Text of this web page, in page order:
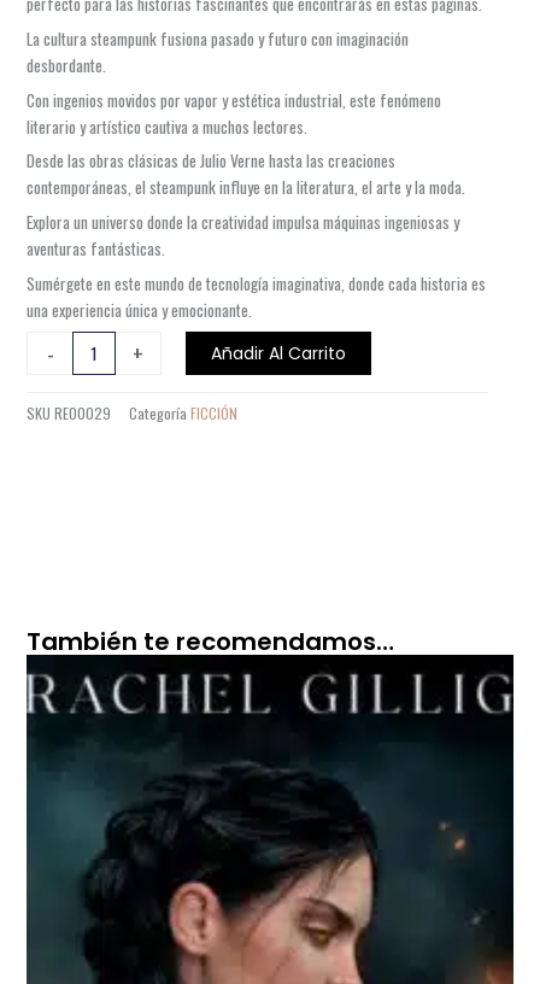
La cultura steampunk fusiona pasado y futuro con imaginación
desbordante.
Con ingenios movidos por vapor y estética industrial, este fenómeno
literario y artístico cautiva a muchos lectores.
Desde las obras clásicas de Julio Verne hasta las creaciones
contemporáneas, el steampunk influye en la literatura, el arte y la moda.
Explora un universo donde la creatividad impulsa máquinas ingeniosas y
aventuras fantásticas.
Sumérgete en este mundo de tecnología imaginativa, donde cada historia es
una experiencia única y emocionante.
-
STEAMPUNK
+ Añadir Al Carrito
SKURE00029 Categoría FICCIÓN
También te recomendamos…